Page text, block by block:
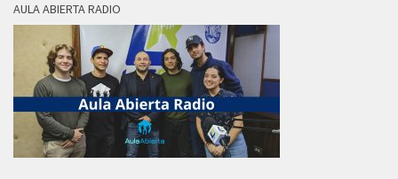
AULA ABIERTA RADIO